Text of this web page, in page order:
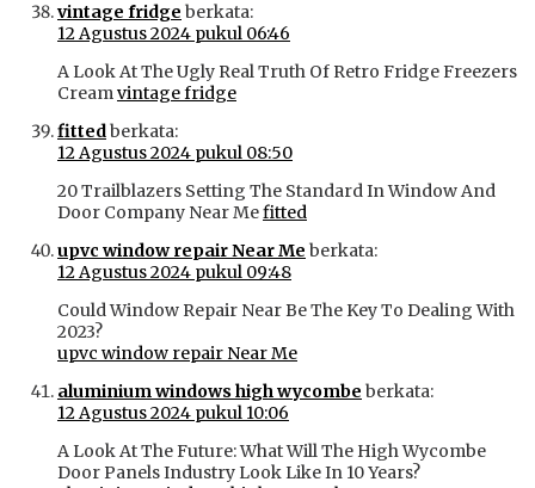
vintage fridge berkata:
12 Agustus 2024 pukul 06:46
A Look At The Ugly Real Truth Of Retro Fridge Freezers
Creamvintage fridge
fittedberkata:
12 Agustus 2024 pukul 08:50
20 Trailblazers Setting The Standard In Window And
Door Company Near Mefitted
upvc window repair Near Me berkata:
12 Agustus 2024 pukul 09:48
Could Window Repair Near Be The Key To Dealing With
2023?
upvc window repair Near Me
aluminium windows high wycombe berkata:
12 Agustus 2024 pukul 10:06
A Look At The Future: What Will The High Wycombe
Door Panels Industry Look Like In 10 Years?